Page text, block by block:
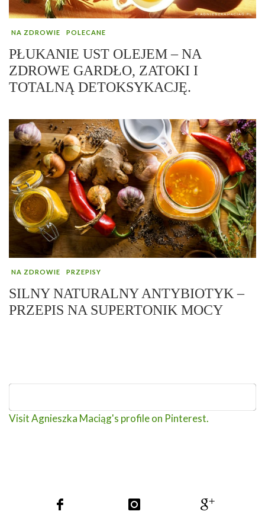
NA ZDROWIE POLECANE
PŁUKANIE UST OLEJEM – NA
ZDROWE GARDŁO, ZATOKI I
TOTALNĄ DETOKSYKACJĘ.
NA ZDROWIE PRZEPISY
SILNY NATURALNY ANTYBIOTYK –
PRZEPIS NA SUPERTONIK MOCY
Visit Agnieszka Maciąg's profile on Pinterest.